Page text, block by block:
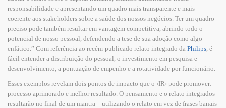
responsabilidade e apresentando um quadro mais transparente e mais
coerente aos stakeholders sobre a saúde dos nossos negócios. Ter um quadro
preciso pode também resultar em vantagem competitiva, abrindo todo o
potencial de nosso pessoal, defendendo a tese de sua adoção como algo
enfático.” Com referência ao recém-publicado relato integrado da Philips, é
fácil entender a distribuição do pessoal, o investimento em pesquisa e
desenvolvimento, a pontuação de empenho e a rotatividade por funcionário.
Esses exemplos revelam dois pontos de impacto que o ‹IR› pode promover:
processo aprimorado e melhor resultado. O pensamento e o relato integrados
resultarão no final de um mantra – utilizando o relato em vez de frases banais